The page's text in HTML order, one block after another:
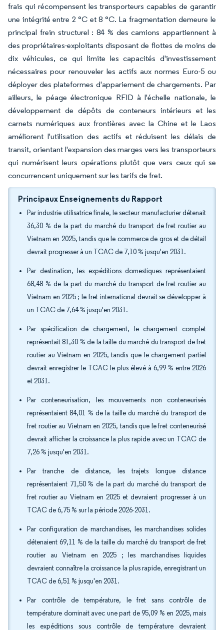
frais qui récompensent les transporteurs capables de garantir
une intégrité entre 2 °C et 8 °C. La fragmentation demeure le
principal frein structurel : 84 % des camions appartiennent à
des propriétaires-exploitants disposant de flottes de moins de
dix véhicules, ce qui limite les capacités d'investissement
nécessaires pour renouveler les actifs aux normes Euro-5 ou
déployer des plateformes d'appariement de chargements. Par
ailleurs, le péage électronique RFID à l'échelle nationale, le
développement de dépôts de conteneurs intérieurs et les
carnets numériques aux frontières avec la Chine et le Laos
améliorent l'utilisation des actifs et réduisent les délais de
transit, orientant l'expansion des marges vers les transporteurs
qui numérisent leurs opérations plutôt que vers ceux qui se
concurrencent uniquement sur les tarifs de fret.
Principaux Enseignements du Rapport
Par industrie utilisatrice finale, le secteur manufacturier détenait
36,30 % de la part du marché du transport de fret routier au
Vietnam en 2025, tandis que le commerce de gros et de détail
devrait progresser à un TCAC de 7,10 % jusqu'en 2031.
Par destination, les expéditions domestiques représentaient
68,48 % de la part du marché du transport de fret routier au
Vietnam en 2025 ; le fret international devrait se développer à
un TCAC de 7,64 % jusqu'en 2031.
Par spécification de chargement, le chargement complet
représentait 81,30 % de la taille du marché du transport de fret
routier au Vietnam en 2025, tandis que le chargement partiel
devrait enregistrer le TCAC le plus élevé à 6,99 % entre 2026
et 2031.
Par conteneurisation, les mouvements non conteneurisés
représentaient 84,01 % de la taille du marché du transport de
fret routier au Vietnam en 2025, tandis que le fret conteneurisé
devrait afficher la croissance la plus rapide avec un TCAC de
7,26 % jusqu'en 2031.
Par tranche de distance, les trajets longue distance
représentaient 71,50 % de la part du marché du transport de
fret routier au Vietnam en 2025 et devraient progresser à un
TCAC de 6,75 % sur la période 2026-2031.
Par configuration de marchandises, les marchandises solides
détenaient 69,11 % de la taille du marché du transport de fret
routier au Vietnam en 2025 ; les marchandises liquides
devraient connaître la croissance la plus rapide, enregistrant un
TCAC de 6,51 % jusqu'en 2031.
Par contrôle de température, le fret sans contrôle de
température dominait avec une part de 95,09 % en 2025, mais
les expéditions sous contrôle de température devraient